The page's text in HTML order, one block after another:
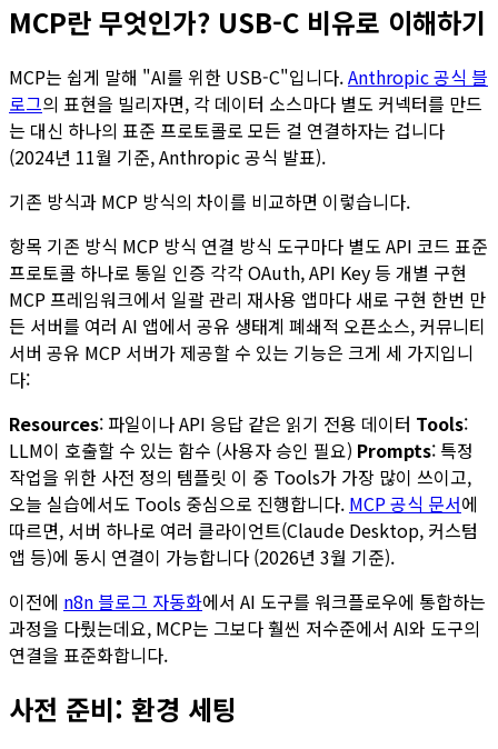
MCP란 무엇인가? USB-C 비유로 이해하기
MCP는 쉽게 말해 "AI를 위한 USB-C"입니다.Anthropic 공식 블
로그의 표현을 빌리자면, 각 데이터 소스마다 별도 커넥터를 만드
는 대신 하나의 표준 프로토콜로 모든 걸 연결하자는 겁니다
(2024년 11월 기준, Anthropic 공식 발표).
기존 방식과 MCP 방식의 차이를 비교하면 이렇습니다.
항목 기존 방식 MCP 방식 연결 방식 도구마다 별도 API 코드 표준
프로토콜 하나로 통일 인증 각각 OAuth, API Key 등 개별 구현
MCP 프레임워크에서 일괄 관리 재사용 앱마다 새로 구현 한번 만
든 서버를 여러 AI 앱에서 공유 생태계 폐쇄적 오픈소스, 커뮤니티
서버 공유 MCP 서버가 제공할 수 있는 기능은 크게 세 가지입니
다:
Resources: 파일이나 API 응답 같은 읽기 전용 데이터 Tools:
LLM이 호출할 수 있는 함수 (사용자 승인 필요) Prompts: 특정
작업을 위한 사전 정의 템플릿 이 중 Tools가 가장 많이 쓰이고,
오늘 실습에서도 Tools 중심으로 진행합니다. MCP 공식 문서에
따르면, 서버 하나로 여러 클라이언트(Claude Desktop, 커스텀
앱 등)에 동시 연결이 가능합니다 (2026년 3월 기준).
이전에 n8n 블로그 자동화에서 AI 도구를 워크플로우에 통합하는
과정을 다뤘는데요, MCP는 그보다 훨씬 저수준에서 AI와 도구의
연결을 표준화합니다.
사전 준비: 환경 세팅